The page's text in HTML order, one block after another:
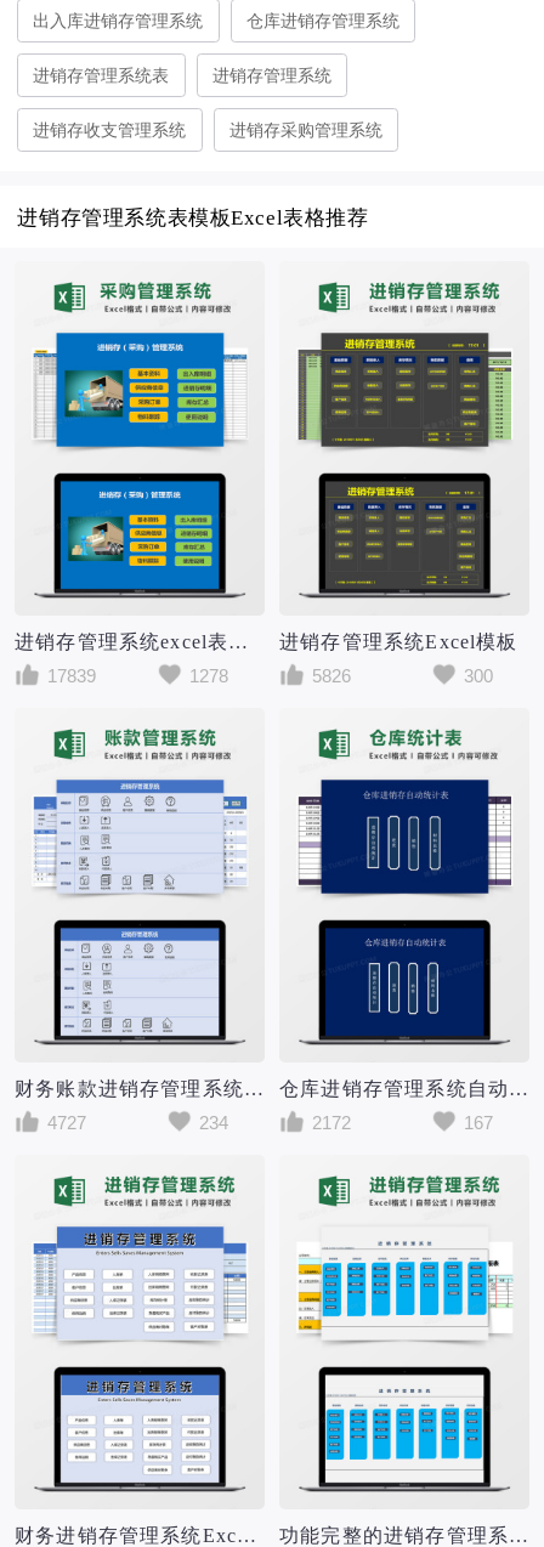
出入库进销存管理系统 仓库进销存管理系统
进销存管理系统表 进销存管理系统
进销存收支管理系统 进销存采购管理系统
进销存管理系统表模板Excel表格推荐
进销存管理系统excel表模板
17839
1278
进销存管理系统Excel模板
5826
300
财务账款进销存管理系统Excel模板
4727
234
仓库进销存管理系统自动统计excel表
2172
167
财务进销存管理系统Excel模板
功能完整的进销存管理系统Excel模板